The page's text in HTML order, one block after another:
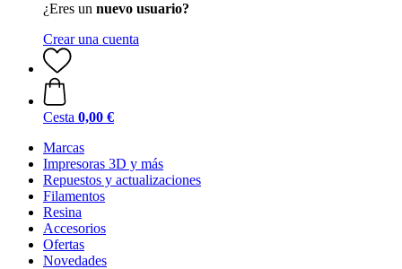
¿Eres un nuevo usuario?
Crear una cuenta
Cesta 0,00 €
Marcas
Impresoras 3D y más
Repuestos y actualizaciones
Filamentos
Resina
Accesorios
Ofertas
Novedades